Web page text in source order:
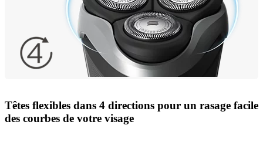
Têtes flexibles dans 4 directions pour un rasage facile
des courbes de votre visage